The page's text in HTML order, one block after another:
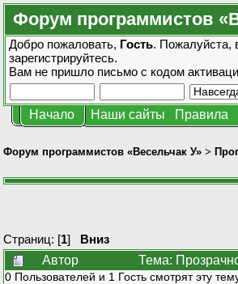
Форум программистов
Добро пожаловать, Гость. Пожалуйста,
зарегистрируйтесь.
Вам не пришло письмо с кодом
Начало Наши сайты Правила
Форум программистов «Весельчак У» >
Страниц: [1] Вниз
Автор
Тема:
0 Пользователей и 1 Гость смотрят эту